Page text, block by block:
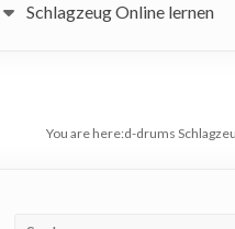
Schlagzeug Online lernen
You are here:d-drums